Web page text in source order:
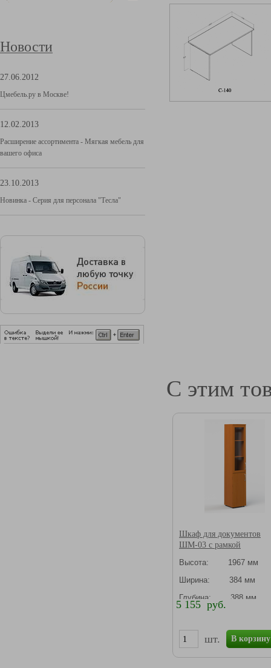
Новости
27.06.2012
Цмебель.ру в Москве!
12.02.2013
Расширение ассортимента - Мягкая мебель для
вашего офиса
23.10.2013
Новинка - Серия для персонала "Тесла"
С этим
Шкаф для документов
ШМ-03 с рамкой
Высота: 1967 мм
Ширина: 384 мм
Глубина: 388 мм
5 155 руб.
шт. В корзину